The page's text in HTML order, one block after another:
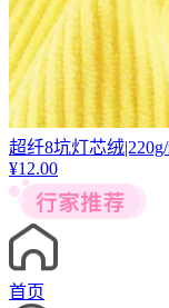
超纤8坑灯芯绒|220g/
¥12.00
首页